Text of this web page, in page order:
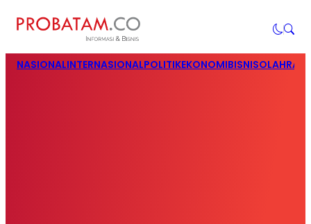
NASIONALINTERNASIONALPOLITIKEKONOMIBISNIS